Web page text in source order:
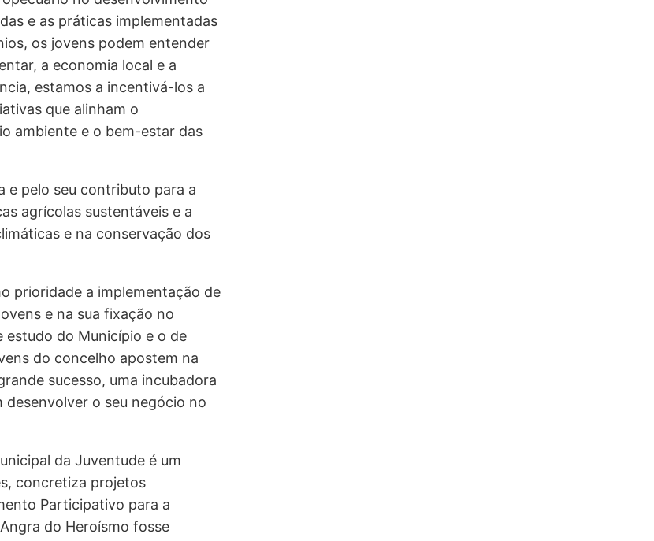
e as práticas implementadas
os jovens podem entender
a economia local e a
estamos a incentivá-los a
que alinham o
ambiente e o bem-estar das
e pelo seu contributo para a
agrícolas sustentáveis e a
e na conservação dos
prioridade a implementação de
e na sua fixação no
estudo do Município e o de
do concelho apostem na
sucesso, uma incubadora
desenvolver o seu negócio no
da Juventude é um
concretiza projetos
Participativo para a
do Heroísmo fosse